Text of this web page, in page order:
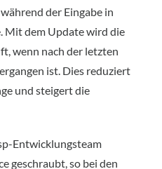
der Eingabe in
Mit dem Update wird die
wenn nach der letzten
ist. Dies reduziert
und steigert die
Entwicklungsteam
geschraubt, so bei den